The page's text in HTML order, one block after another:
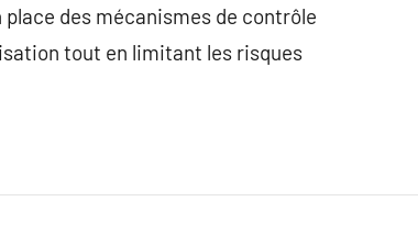
des mécanismes de contrôle
tout en limitant les risques